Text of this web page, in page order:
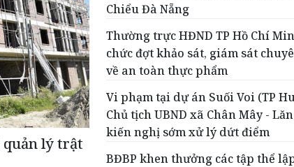
quản lý trật
Chiểu Đà Nẵng
Thường trực HĐND TP Hồ Chí
chức đợt khảo sát, giám sát
về an toàn thực phẩm
Vi phạm tại dự án Suối Voi (TP
Chủ tịch UBND xã Chân Mây -
kiến nghị sớm xử lý dứt điểm
BĐBP khen thưởng các tập thể